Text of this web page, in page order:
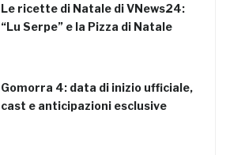
Le ricette di Natale di VNews24:
“Lu Serpe” e la Pizza di Natale
Gomorra 4: data di inizio ufficiale,
cast e anticipazioni esclusive